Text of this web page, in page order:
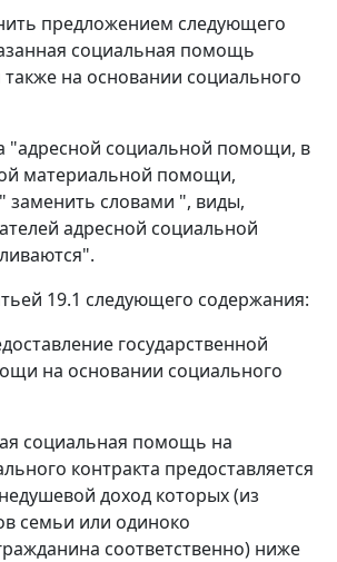
предложением следующего
социальная помощь
также на основании социального
"адресной социальной помощи, в
материальной помощи,
заменить словами ", виды,
адресной социальной
19.1 следующего содержания:
государственной
на основании социального
социальная помощь на
контракта предоставляется
доход которых (из
семьи или одиноко
соответственно) ниже